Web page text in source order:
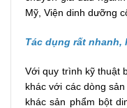
Mỹ, Viện dinh dưỡng
Tác dụng rất nhanh,
Với quy trình kỹ thuật
khác với các dòng
khác sản phẩm bột